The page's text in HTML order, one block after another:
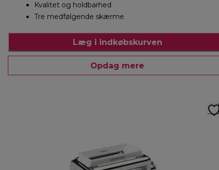
Kvalitet og holdbarhed
Tre medfølgende skærme
Læg i indkøbskurven
Opdag mere